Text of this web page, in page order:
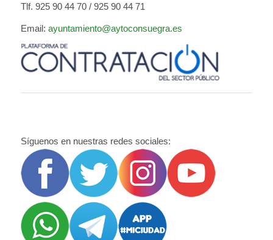
Tlf. 925 90 44 70 / 925 90 44 71
Email: ayuntamiento@aytoconsuegra.es
Síguenos en nuestras redes sociales: